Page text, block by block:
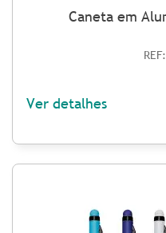
Caneta em
Ver detalhes